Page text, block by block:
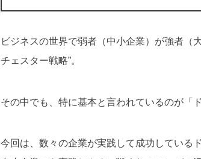
ビジネスの世界で弱者（中小企業）が強者（
チェスター戦略”。
その中でも、特に基本と言われているのが「
今回は、数々の企業が実践して成功している